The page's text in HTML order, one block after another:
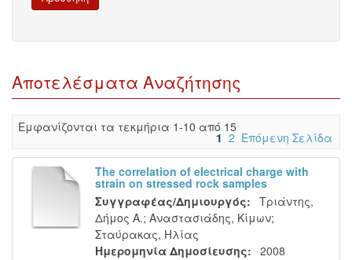
Αποτελέσματα Αναζήτησης
Eμφανίζονται τα τεκμήρια 1-10 από 15
1 2 Επόμενη Σελίδα
The correlation of electrical charge with
strain on stressed rock samples
Συγγραφέας/Δημιουργός: Τριάντης,
Δήμος Α.; Αναστασιάδης, Κίμων;
Σταύρακας, Ηλίας
Ημερομηνία Δημοσίευσης: 2008